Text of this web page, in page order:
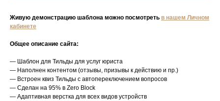
Живую демонстрацию шаблона можно посмотреть в нашем Личном
кабинете
Общее описание сайта:
— Шаблон для Тильды для услуг юриста
— Наполнен контентом (отзывы, призывы к действию и пр.)
— Встроен квиз Тильды с автопереключением вопросов
— Сделан на 95% в Zero Block
— Адаптивная верстка для всех видов устройств